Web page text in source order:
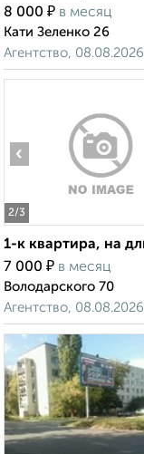
8 000 ₽ в месяц
Кати Зеленко 26
Агентство, 08.08.2026
2/3
‹
1-к квартира, на
7 000 ₽ в месяц
Володарского 70
Агентство, 08.08.2026